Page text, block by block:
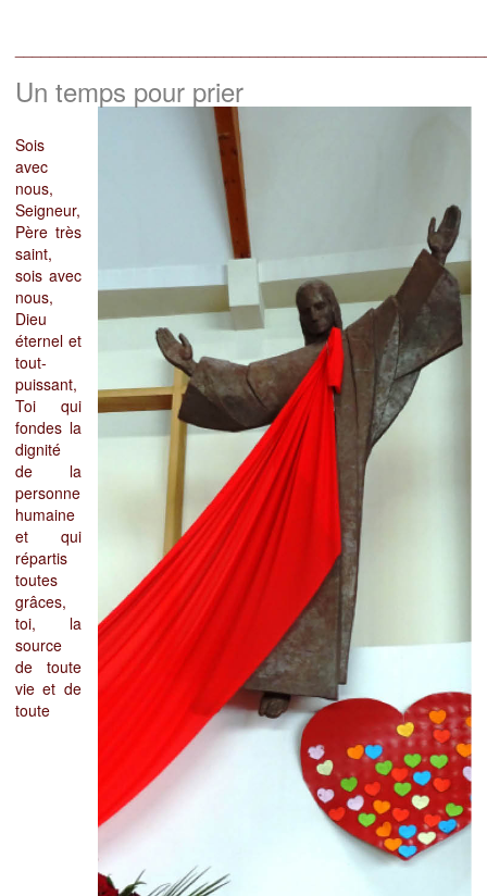
Un temps pour prier
Sois
avec
nous,
Seigneur,
Père très
saint,
sois avec
nous,
Dieu
éternel et
tout-
puissant,
Toi qui
fondes la
dignité
de la
personne
humaine
et qui
répartis
toutes
grâces,
toi, la
source
de toute
vie et de
toute